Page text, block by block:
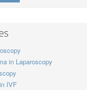
in Laparoscopy
IVF